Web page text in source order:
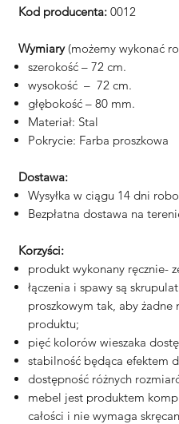
Kod producenta: 0012
Wymiary(możemy wykonać
szerokość – 72 cm.
wysokość – 72 cm.
głębokość – 80 mm.
Materiał: Stal
Pokrycie: Farba proszkowa
Dostawa:
Wysyłka w ciągu 14 dni
Bezpłatna dostawa na
Korzyści:
produkt wykonany ręcznie-
łączenia i spawy są
proszkowym tak, aby żadne
produktu;
pięć kolorów wieszaka
stabilność będąca efektem
dostępność różnych
mebel jest produktem
całości i nie wymaga